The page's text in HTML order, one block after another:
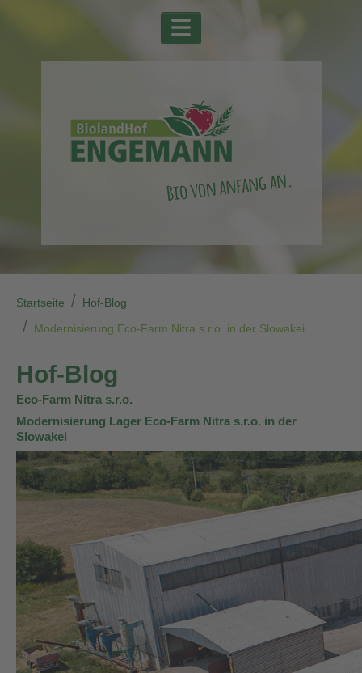
Startseite
Hof-Blog
Modernisierung Eco-Farm Nitra s.r.o. in der Slowakei
Hof-Blog
Eco-Farm Nitra s.r.o.
Modernisierung Lager Eco-Farm Nitra s.r.o. in der
Slowakei